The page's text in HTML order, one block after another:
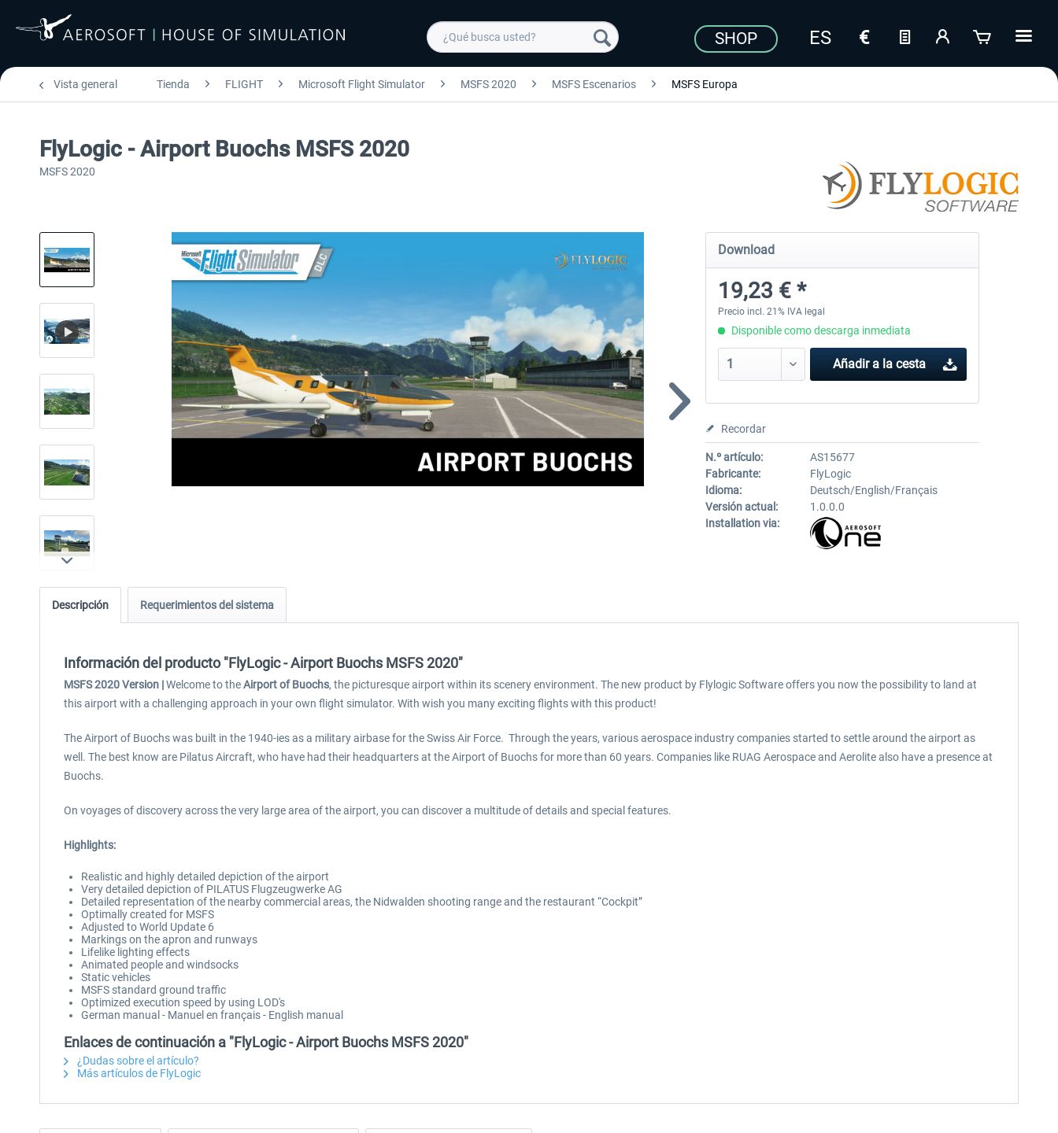
SHOP
Vista general Tienda FLIGHT Microsoft Flight Simulator MSFS 2020 MSFS Escenarios MSFS Europa
FlyLogic - Airport Buochs MSFS 2020
MSFS 2020
Download
19,23 € *
Precio incl. 21% IVA legal
Disponible como descarga inmediata
Añadir a la cesta
Recordar
N.º artículo:
AS15677
Fabricante:
FlyLogic
Idioma:
Deutsch/English/Français
Versión actual:
1.0.0.0
Installation via:
Descripción Requerimientos del sistema
Información del producto "FlyLogic - Airport Buochs MSFS 2020"
MSFS 2020 Version |Welcome to theAirport of Buochs, the picturesque airport within its scenery environment. The new product by Flylogic Software offers you now the possibility to land at
this airport with a challenging approach in your own flight simulator. With wish you many exciting flights with this product!
The Airport of Buochs was built in the 1940-ies as a military airbase for the Swiss Air Force. Through the years, various aerospace industry companies started to settle around the airport as
well. The best know are Pilatus Aircraft, who have had their headquarters at the Airport of Buochs for more than 60 years. Companies like RUAG Aerospace and Aerolite also have a presence at
Buochs.
On voyages of discovery across the very large area of the airport, you can discover a multitude of details and special features.
Highlights:
Realistic and highly detailed depiction of the airport
Very detailed depiction of PILATUS Flugzeugwerke AG
Detailed representation of the nearby commercial areas, the Nidwalden shooting range and the restaurant “Cockpit”
Optimally created for MSFS
Adjusted to World Update 6
Markings on the apron and runways
Lifelike lighting effects
Animated people and windsocks
Static vehicles
MSFS standard ground traffic
Optimized execution speed by using LOD's
German manual - Manuel en français - English manual
Enlaces de continuación a "FlyLogic - Airport Buochs MSFS 2020"
¿Dudas sobre el artículo?
Más artículos de FlyLogic